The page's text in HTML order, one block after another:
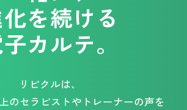
を続ける
カルテ。
リピクルは、
のセラピストやトレーナーの声を